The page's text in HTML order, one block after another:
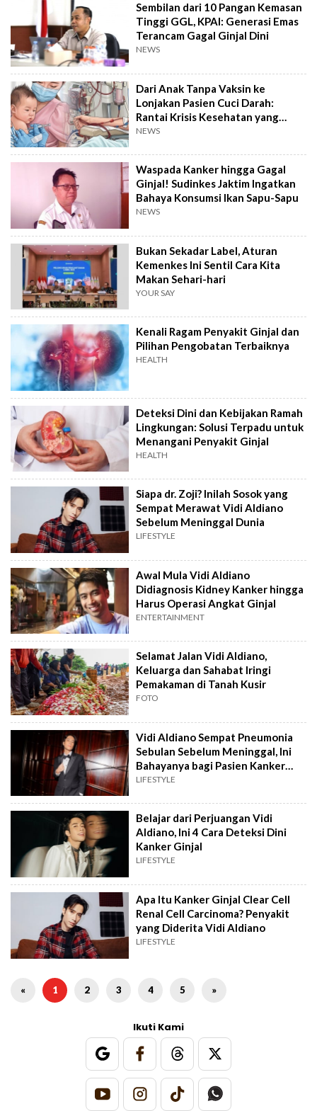
Sembilan dari 10 Pangan Kemasan
Tinggi GGL, KPAI: Generasi Emas
Terancam Gagal Ginjal Dini
NEWS
Dari Anak Tanpa Vaksin ke
Lonjakan Pasien Cuci Darah:
Rantai Krisis Kesehatan yang
Terabaikan?
NEWS
Waspada Kanker hingga Gagal
Ginjal! Sudinkes Jaktim Ingatkan
Bahaya Konsumsi Ikan Sapu-Sapu
NEWS
Bukan Sekadar Label, Aturan
Kemenkes Ini Sentil Cara Kita
Makan Sehari-hari
YOUR SAY
Kenali Ragam Penyakit Ginjal dan
Pilihan Pengobatan Terbaiknya
HEALTH
Deteksi Dini dan Kebijakan Ramah
Lingkungan: Solusi Terpadu untuk
Menangani Penyakit Ginjal
HEALTH
Siapa dr. Zoji? Inilah Sosok yang
Sempat Merawat Vidi Aldiano
Sebelum Meninggal Dunia
LIFESTYLE
Awal Mula Vidi Aldiano
Didiagnosis Kidney Kanker hingga
Harus Operasi Angkat Ginjal
ENTERTAINMENT
Selamat Jalan Vidi Aldiano,
Keluarga dan Sahabat Iringi
Pemakaman di Tanah Kusir
FOTO
Vidi Aldiano Sempat Pneumonia
Sebulan Sebelum Meninggal, Ini
Bahayanya bagi Pasien Kanker
Ginjal
LIFESTYLE
Belajar dari Perjuangan Vidi
Aldiano, Ini 4 Cara Deteksi Dini
Kanker Ginjal
LIFESTYLE
Apa Itu Kanker Ginjal Clear Cell
Renal Cell Carcinoma? Penyakit
yang Diderita Vidi Aldiano
LIFESTYLE
« 1 2 3 4 5 »
Ikuti Kami